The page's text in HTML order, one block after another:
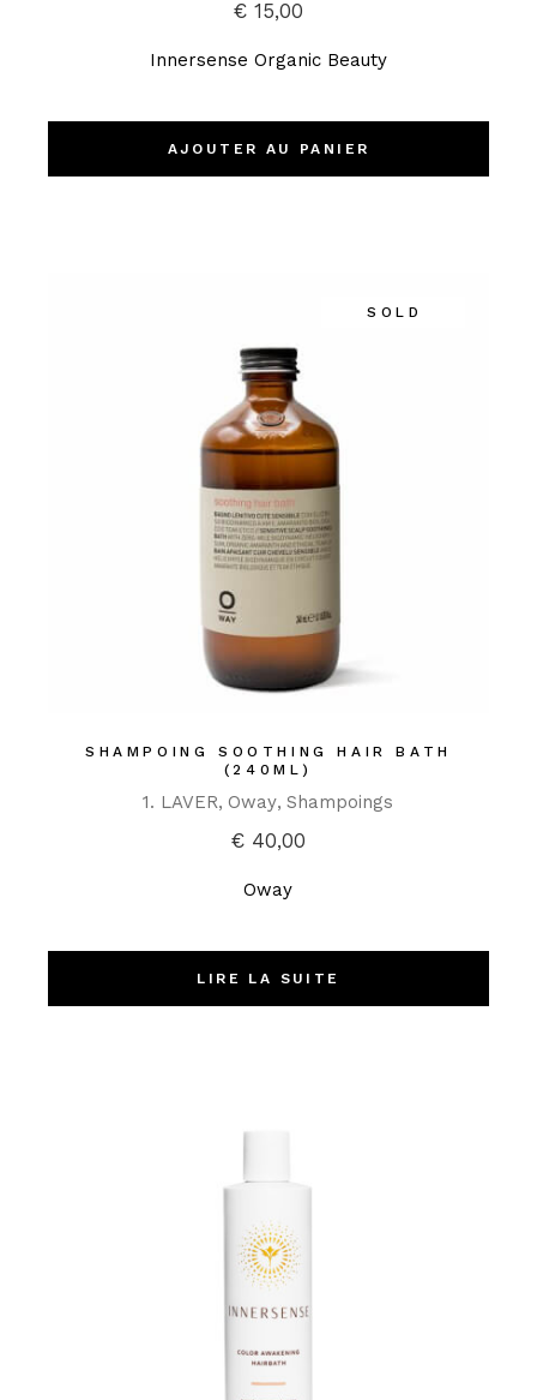
€ 15,00
Innersense Organic Beauty
AJOUTER AU PANIER
SOLD
SHAMPOING SOOTHING HAIR BATH
(240ML)
1. LAVER Oway Shampoings
€ 40,00
Oway
LIRE LA SUITE